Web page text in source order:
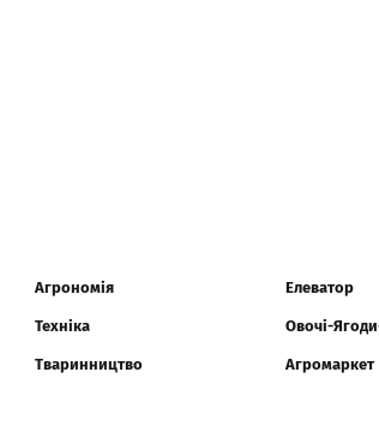
Агрономія
Техніка
Тваринництво
Елеватор
Овочі-
Агромаркет